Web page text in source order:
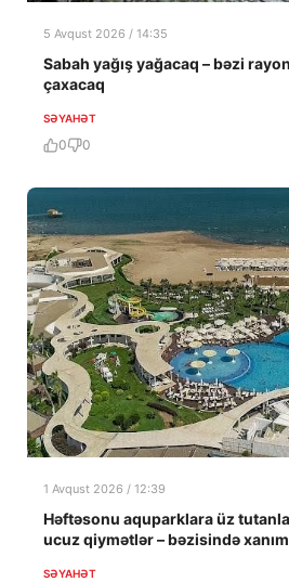
5 Avqust 2026 / 14:35
Sabah yağış yağacaq – bəzi
çaxacaq
SƏYAHƏT
0 0
1 Avqust 2026 / 12:39
Həftəsonu aquparklara üz
ucuz qiymətlər – bəzisində
SƏYAHƏT